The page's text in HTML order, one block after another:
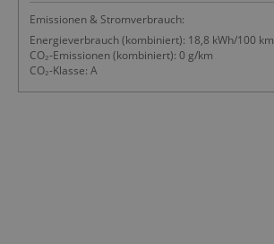
Emissionen & Stromverbrauch:
Energieverbrauch (kombiniert): 18,8 kWh/100 km
CO₂-Emissionen (kombiniert): 0 g/km
CO₂-Klasse: A